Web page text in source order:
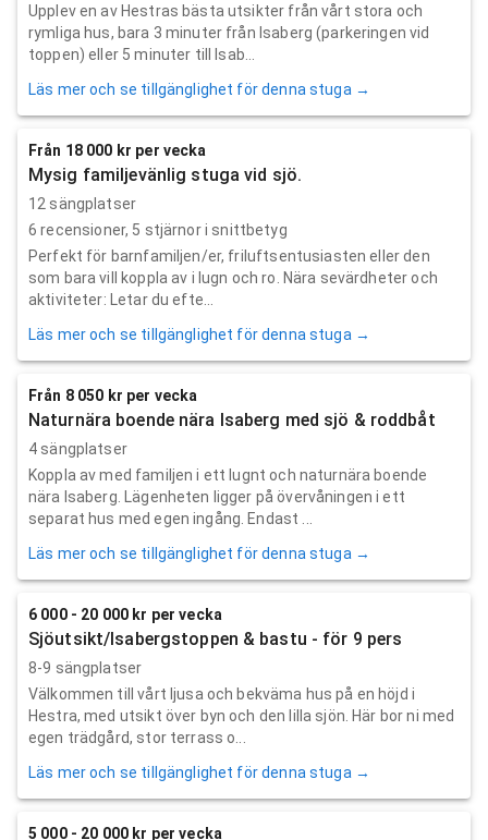
Upplev en av Hestras bästa utsikter från vårt stora och
rymliga hus, bara 3 minuter från Isaberg (parkeringen vid
toppen) eller 5 minuter till Isab...
Läs mer och se tillgänglighet för denna stuga →
Från 18 000 kr per vecka
Mysig familjevänlig stuga vid sjö.
12 sängplatser
6 recensioner, 5 stjärnor i snittbetyg
Perfekt för barnfamiljen/er, friluftsentusiasten eller den
som bara vill koppla av i lugn och ro. Nära sevärdheter och
aktiviteter: Letar du efte...
Läs mer och se tillgänglighet för denna stuga →
Från 8 050 kr per vecka
Naturnära boende nära Isaberg med sjö & roddbåt
4 sängplatser
Koppla av med familjen i ett lugnt och naturnära boende
nära Isaberg. Lägenheten ligger på övervåningen i ett
separat hus med egen ingång. Endast ...
Läs mer och se tillgänglighet för denna stuga →
6 000 - 20 000 kr per vecka
Sjöutsikt/Isabergstoppen & bastu - för 9 pers
8-9 sängplatser
Välkommen till vårt ljusa och bekväma hus på en höjd i
Hestra, med utsikt över byn och den lilla sjön. Här bor ni med
egen trädgård, stor terrass o...
Läs mer och se tillgänglighet för denna stuga →
5 000 - 20 000 kr per vecka